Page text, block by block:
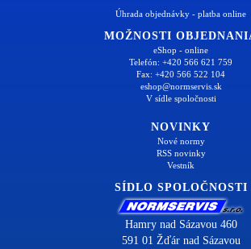
Úhrada objednávky - platba online
MOŽNOSTI
eShop - online
Telefón: +420 566 621 759
Fax: +420 566 522 104
eshop@normservis.sk
V sídle spoločnosti
NOVINKY
Nové normy
RSS novinky
Vestník
SÍDLO SPOLOČNOSTI
Hamry nad Sázavou 460
591 01 Žďár nad Sázavou